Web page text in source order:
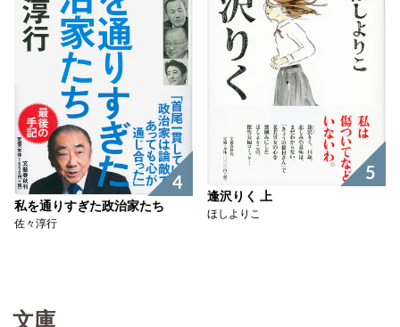
4
私を通りすぎた政治家たち
佐々淳行
5
逢沢りく 上
ほしよりこ
文庫